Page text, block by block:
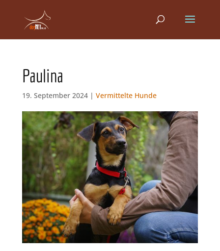
Paulina
19. September 2024 | Vermittelte Hunde